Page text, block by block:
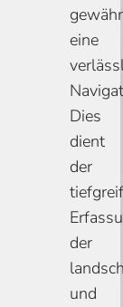
eine
Dies
dient
der
der
und